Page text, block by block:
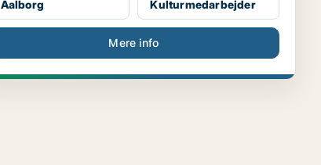
Aalborg
Kulturmedarbejder
Mere info